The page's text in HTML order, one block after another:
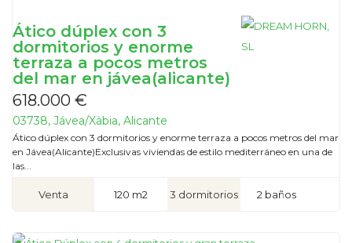
Ático dúplex con 3
dormitorios y enorme
terraza a pocos metros
del mar en jávea(alicante)
618.000 €
03738, Jávea/Xàbia, Alicante
Ático dúplex con 3 dormitorios y enorme terraza a pocos metros del mar
en Jávea(Alicante)Exclusivas viviendas de estilo mediterráneo en una de
las...
Venta 120 m2 3 dormitorios 2 baños